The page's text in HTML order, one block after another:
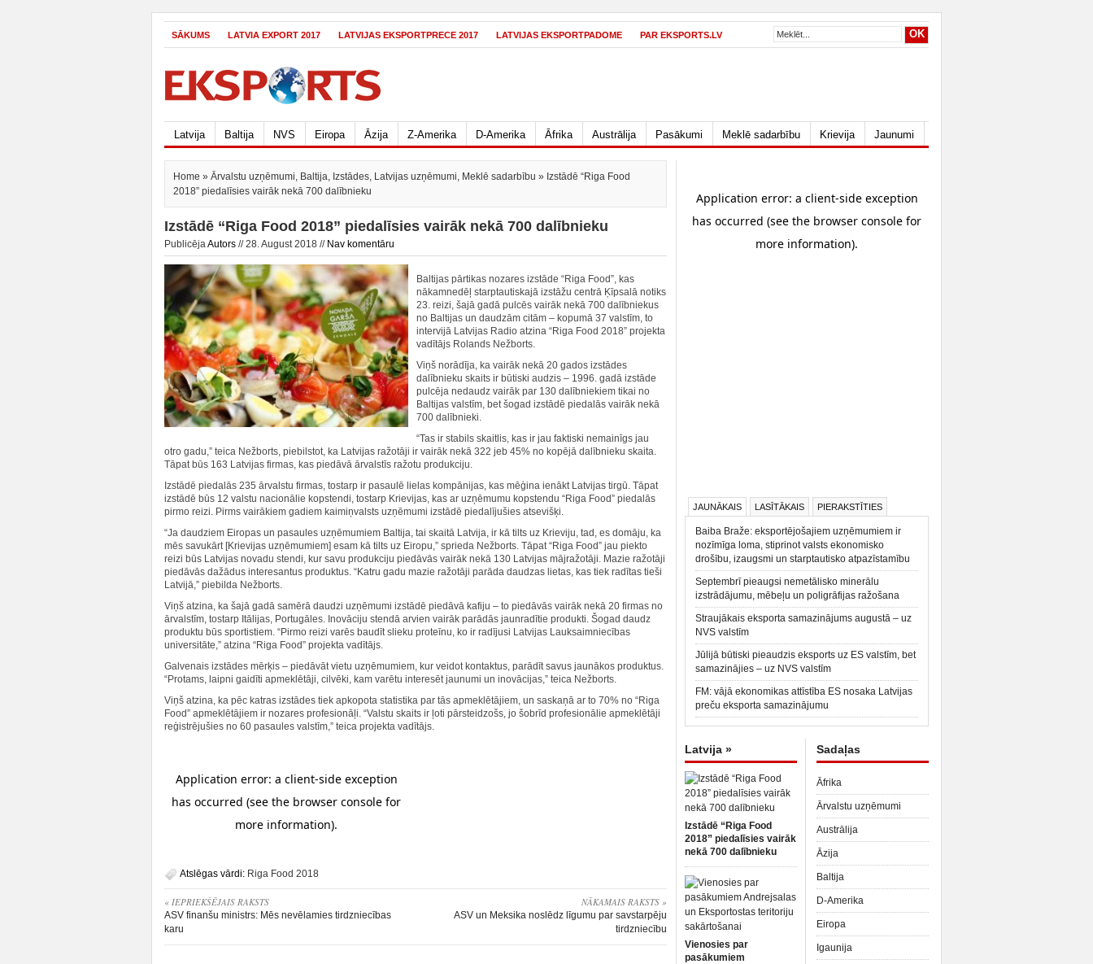
SĀKUMS LATVIA EXPORT 2017 LATVIJAS EKSPORTPRECE 2017 LATVIJAS EKSPORTPADOME PAR EKSPORTS.LV
Latvija Baltija NVS Eiropa Āzija Z-Amerika D-Amerika Āfrika Austrālija Pasākumi Meklē sadarbību Krievija Jaunumi
Home » Ārvalstu uzņēmumi, Baltija, Izstādes, Latvijas uzņēmumi, Meklē sadarbību » Izstādē “Riga Food
2018” piedalīsies vairāk nekā 700 dalībnieku
Izstādē “Riga Food 2018” piedalīsies vairāk nekā 700 dalībnieku
PublicējaAutors // 28. August 2018 // Nav komentāru
Baltijas pārtikas nozares izstāde “Riga Food”, kas
nākamnedēļ starptautiskajā izstāžu centrā Ķīpsalā notiks
23. reizi, šajā gadā pulcēs vairāk nekā 700 dalībniekus
no Baltijas un daudzām citām – kopumā 37 valstīm, to
intervijā Latvijas Radio atzina “Riga Food 2018” projekta
vadītājs Rolands Nežborts.
Viņš norādīja, ka vairāk nekā 20 gados izstādes
dalībnieku skaits ir būtiski audzis – 1996. gadā izstāde
pulcēja nedaudz vairāk par 130 dalībniekiem tikai no
Baltijas valstīm, bet šogad izstādē piedalās vairāk nekā
700 dalībnieki.
“Tas ir stabils skaitlis, kas ir jau faktiski nemainīgs jau
otro gadu,” teica Nežborts, piebilstot, ka Latvijas ražotāji ir vairāk nekā 322 jeb 45% no kopējā dalībnieku skaita.
Tāpat būs 163 Latvijas firmas, kas piedāvā ārvalstīs ražotu produkciju.
Izstādē piedalās 235 ārvalstu firmas, tostarp ir pasaulē lielas kompānijas, kas mēģina ienākt Latvijas tirgū. Tāpat
izstādē būs 12 valstu nacionālie kopstendi, tostarp Krievijas, kas ar uzņēmumu kopstendu “Riga Food” piedalās
pirmo reizi. Pirms vairākiem gadiem kaimiņvalsts uzņēmumi izstādē piedalījušies atsevišķi.
“Ja daudziem Eiropas un pasaules uzņēmumiem Baltija, tai skaitā Latvija, ir kā tilts uz Krieviju, tad, es domāju, ka
mēs savukārt [Krievijas uzņēmumiem] esam kā tilts uz Eiropu,” sprieda Nežborts. Tāpat “Riga Food” jau piekto
reizi būs Latvijas novadu stendi, kur savu produkciju piedāvās vairāk nekā 130 Latvijas mājražotāji. Mazie ražotāji
piedāvās dažādus interesantus produktus. “Katru gadu mazie ražotāji parāda daudzas lietas, kas tiek radītas tieši
Latvijā,” piebilda Nežborts.
Viņš atzina, ka šajā gadā samērā daudzi uzņēmumi izstādē piedāvā kafiju – to piedāvās vairāk nekā 20 firmas no
ārvalstīm, tostarp Itālijas, Portugāles. Inovāciju stendā arvien vairāk parādās jaunradītie produkti. Šogad daudz
produktu būs sportistiem. “Pirmo reizi varēs baudīt slieku proteīnu, ko ir radījusi Latvijas Lauksaimniecības
universitāte,” atzina “Riga Food” projekta vadītājs.
Galvenais izstādes mērķis – piedāvāt vietu uzņēmumiem, kur veidot kontaktus, parādīt savus jaunākos produktus.
“Protams, laipni gaidīti apmeklētāji, cilvēki, kam varētu interesēt jaunumi un inovācijas,” teica Nežborts.
Viņš atzina, ka pēc katras izstādes tiek apkopota statistika par tās apmeklētājiem, un saskaņā ar to 70% no “Riga
Food” apmeklētājiem ir nozares profesionāļi. “Valstu skaits ir ļoti pārsteidzošs, jo šobrīd profesionālie apmeklētāji
reģistrējušies no 60 pasaules valstīm,” teica projekta vadītājs.
Atslēgas vārdi: Riga Food 2018
« IEPRIEKŠĒJAIS RAKSTS
ASV finanšu ministrs: Mēs nevēlamies tirdzniecības
karu
NĀKAMAIS RAKSTS »
ASV un Meksika noslēdz līgumu par savstarpēju
tirdzniecību
JAUNĀKAIS LASĪTĀKAIS PIERAKSTĪTIES
Baiba Braže: eksportējošajiem uzņēmumiem ir
nozīmīga loma, stiprinot valsts ekonomisko
drošību, izaugsmi un starptautisko atpazīstamību
Septembrī pieaugsi nemetālisko minerālu
izstrādājumu, mēbeļu un poligrāfijas ražošana
Straujākais eksporta samazinājums augustā – uz
NVS valstīm
Jūlijā būtiski pieaudzis eksports uz ES valstīm, bet
samazinājies – uz NVS valstīm
FM: vājā ekonomikas attīstība ES nosaka Latvijas
preču eksporta samazinājumu
Latvija »
Izstādē “Riga Food
2018” piedalīsies vairāk
nekā 700 dalībnieku
Vienosies par
pasākumiem
Sadaļas
Āfrika
Ārvalstu uzņēmumi
Austrālija
Āzija
Baltija
D-Amerika
Eiropa
Igaunija